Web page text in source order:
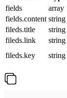
fields
array
fields.content string
fileds.title
string
fileds.link
string
fileds.key
string